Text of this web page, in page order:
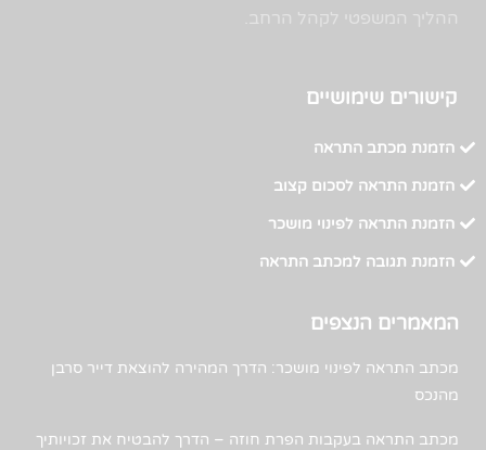
ההליך המשפטי לקהל הרחב.
קישורים שימושיים
הזמנת מכתב התראה
הזמנת התראה לסכום קצוב
הזמנת התראה לפינוי מושכר
הזמנת תגובה למכתב התראה
המאמרים הנצפים
מכתב התראה לפינוי מושכר: הדרך המהירה להוצאת דייר סרבן
מהנכס
מכתב התראה בעקבות הפרת חוזה – הדרך להבטיח את זכויותיך